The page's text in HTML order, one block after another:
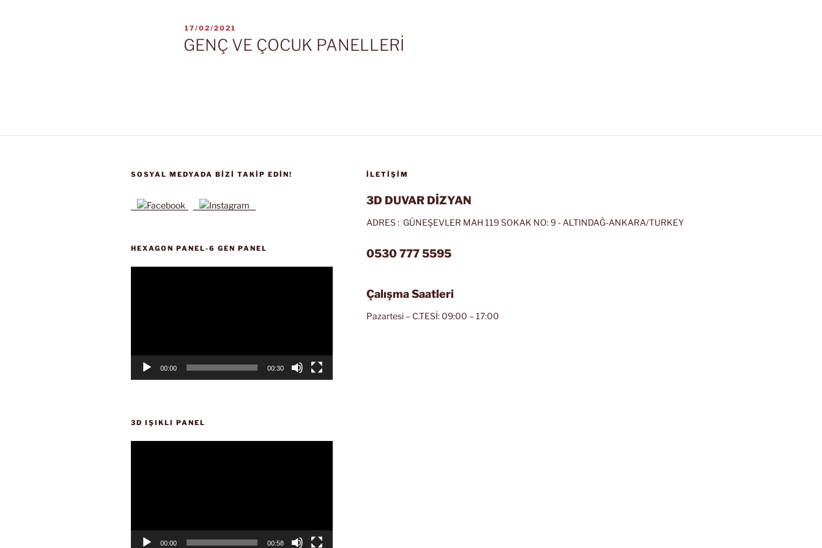
YAYIM
TARIHI
17/02/2021
GENÇ VE ÇOCUK PANELLERİ
SOSYAL MEDYADA BIZI TAKIP EDIN!
HEXAGON PANEL-6 GEN PANEL
00:00 00:30
3D IŞIKLI PANEL
00:00 00:58
İLETIŞIM
3D DUVAR DİZYAN
ADRES : GÜNEŞEVLER MAH 119 SOKAK NO: 9 - ALTINDAĞ-ANKARA/TURKEY
0530 777 5595
Çalışma Saatleri
Pazartesi – C.TESİ: 09:00 – 17:00